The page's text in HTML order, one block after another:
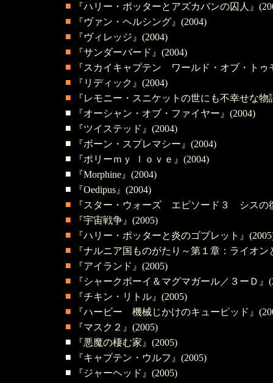
■
『ハリー・ポッターとアズカバンの囚人』
■
『ヴァン・ヘルシング』(2004)
■
『ヴィレッジ』(2004)
■
『サンダーバード』(2004)
■
『スカイキャプテン ワールド・オブ・トゥ
■
『リディック』(2004)
■
『レモニー・スニケットの世にも不幸せな物
■
『オーシャン・オブ・ファイヤー』(2004)
■
『ツイステッド』(2004)
■
『ボーン・スプレマシー』(2004)
■
『ポリーｍｙ ｌｏｖｅ』(2004)
■
『Morphine』(2004)
■
『Oedipus』(2004)
■
『スター・ウォーズ エピソード３ シスの
■
『宇宙戦争』(2005)
■
『ハリー・ポッターと炎のゴブレット』
■
『ナルニア国ものがたり～第１章：ライオン
■
『アイランド』(2005)
■
『シャークボーイ＆マグマガール／３ーＤ』
■
『チキン・リトル』(2005)
■
『ハービー 機械じかけのキューピッド』
■
『マスク２』(2005)
■
『悪魔の棲む家』(2005)
■
『キャプテン・ウルフ』(2005)
■
『ジャーヘッド』(2005)